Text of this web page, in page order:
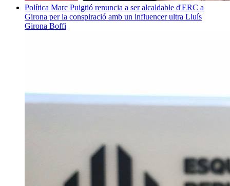
Política Marc Puigtió renuncia a ser alcaldable d'ERC a
Girona per la conspiració amb un influencer ultra Lluís
Girona Boffi